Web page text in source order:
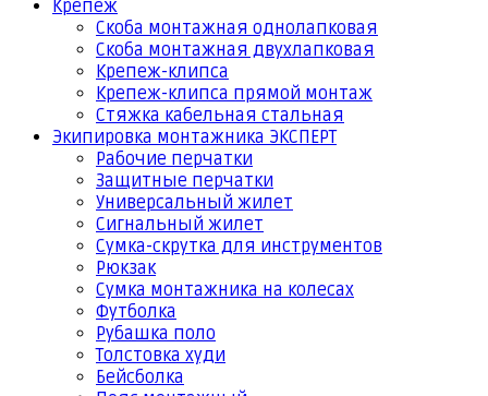
Крепеж
Скоба монтажная однолапковая
Скоба монтажная двухлапковая
Крепеж-клипса
Крепеж-клипса прямой монтаж
Стяжка кабельная стальная
Экипировка монтажника ЭКСПЕРТ
Рабочие перчатки
Защитные перчатки
Универсальный жилет
Сигнальный жилет
Сумка-скрутка для инструментов
Рюкзак
Сумка монтажника на колесах
Футболка
Рубашка поло
Толстовка худи
Бейсболка